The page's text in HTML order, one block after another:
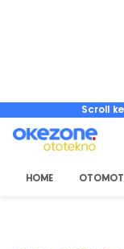
Scroll
HOME